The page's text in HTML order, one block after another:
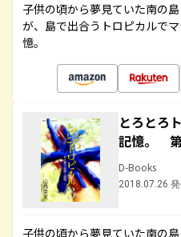
子供の頃から夢見ていた南の
が、島で出合うトロピカルで
憶。
とろとろ
記憶。
D-Books
2018.07.26
子供の頃から夢見ていた南の